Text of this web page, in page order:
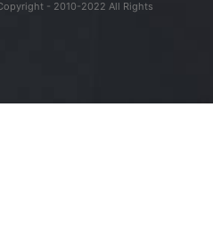
- 2010-2022 All Rights